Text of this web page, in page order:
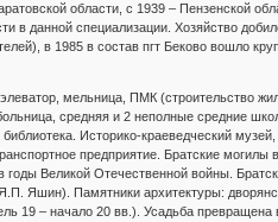
области, с 1939 – Пензенской
в данной специализации. Хозяйство
в 1985 в состав пгт Беково вошло
мельница, ПМК (строительство
средняя и 2 неполные средние
Историко-краеведческий
предприятие. Братские
Великой Отечественной войны.
Яшин). Памятники архитектуры:
19 – начало 20 вв.). Усадьба превращена